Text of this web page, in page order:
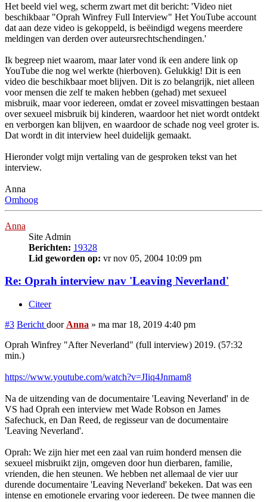
Het beeld viel weg, scherm zwart met dit bericht: 'Video niet
beschikbaar "Oprah Winfrey Full Interview" Het YouTube account
dat aan deze video is gekoppeld, is beëindigd wegens meerdere
meldingen van derden over auteursrechtschendingen.'
Ik begreep niet waarom, maar later vond ik een andere link op
YouTube die nog wel werkte (hierboven). Gelukkig! Dit is een
video die beschikbaar moet blijven. Dit is zo belangrijk, niet alleen
voor mensen die zelf te maken hebben (gehad) met sexueel
misbruik, maar voor iedereen, omdat er zoveel misvattingen bestaan
over sexueel misbruik bij kinderen, waardoor het niet wordt ontdekt
en verborgen kan blijven, en waardoor de schade nog veel groter is.
Dat wordt in dit interview heel duidelijk gemaakt.
Hieronder volgt mijn vertaling van de gesproken tekst van het
interview.
Anna
Omhoog
Anna
Site Admin
Berichten: 19328
Lid geworden op: vr nov 05, 2004 10:09 pm
Re: Oprah interview nav 'Leaving Neverland'
Citeer
#3 Bericht door Anna » ma mar 18, 2019 4:40 pm
Oprah Winfrey "After Neverland" (full interview) 2019. (57:32
min.)
https://www.youtube.com/watch?v=JIiq4Jnmam8
Na de uitzending van de documentaire 'Leaving Neverland' in de
VS had Oprah een interview met Wade Robson en James
Safechuck, en Dan Reed, de regisseur van de documentaire
'Leaving Neverland'.
Oprah: We zijn hier met een zaal van ruim honderd mensen die
sexueel misbruikt zijn, omgeven door hun dierbaren, familie,
vrienden, die hen steunen. We hebben net allemaal de vier uur
durende documentaire 'Leaving Neverland' bekeken. Dat was een
intense en emotionele ervaring voor iedereen. De twee mannen die